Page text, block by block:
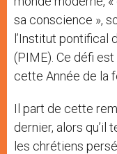
sa conscience »,
l’Institut pontifical
(PIME). Ce défi
cette Année de la
Il part de cette
dernier, alors qu’il
les chrétiens